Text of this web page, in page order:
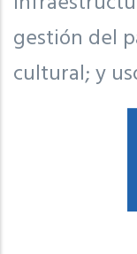
gestión del
cultural; y